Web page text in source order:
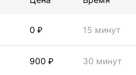
0 ₽ 15 минут
900 ₽ 30 минут